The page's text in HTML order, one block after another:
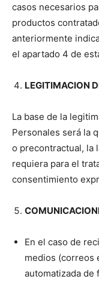
casos necesarios
productos
anteriormente
el apartado 4 de
LEGITIMACION
La base de la
Personales será la
o precontractual, la
requiera para el
consentimiento
En el caso de
medios (correos
automatizada de